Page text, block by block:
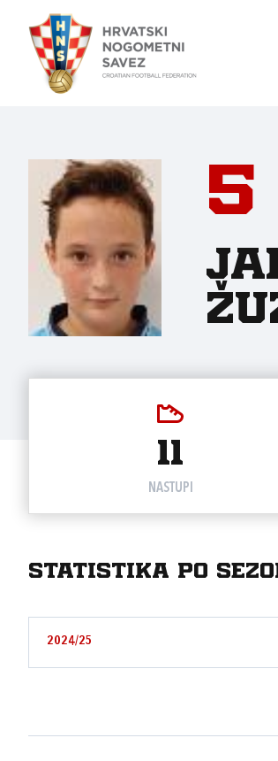
5
11
NASTUPI
Statistika po
2024/25